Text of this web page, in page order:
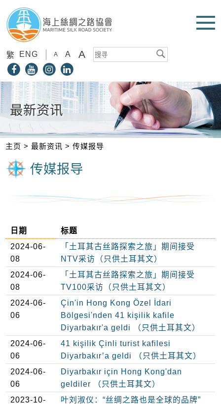
繁 ENG A A A
最新资讯
主页 >最新资讯 >传媒报导
传媒报导
日期
标题
2024-06-
08
「土耳其古丝路探索之旅」期间接受
NTV采访（只供土耳其文）
2024-06-
08
「土耳其古丝路探索之旅」期间接受
TV100采访（只供土耳其文）
2024-06-
06
Çin'in Hong Kong Özel İdari
Bölgesi'nden 41 kişilik kafile
Diyarbakır'a geldi （只供土耳其文）
2024-06-
06
41 kişilik Çinli turist kafilesi
Diyarbakır’a geldi （只供土耳其文）
2024-06-
06
Diyarbakır için Hong Kong'dan
geldiler （只供土耳其文）
2023-10-
叶刘淑仪：“丝绸之路也是全球的品牌”